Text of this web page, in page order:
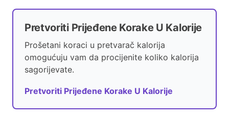
Pretvoriti Prijeđene Korake U Kalorije
Prošetani koraci u pretvarač kalorija
omogućuju vam da procijenite koliko kalorija
sagorijevate.
Pretvoriti Prijeđene Korake U Kalorije